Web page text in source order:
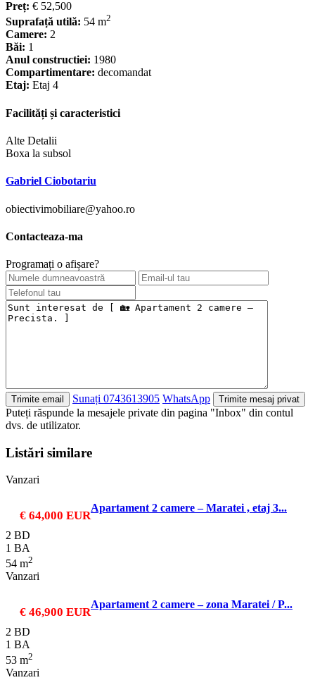
Preț: € 52,500
Suprafață utilă: 54 m2
Camere: 2
Băi: 1
Anul constructiei: 1980
Compartimentare: decomandat
Etaj: Etaj 4
Facilități și caracteristici
Alte Detalii
Boxa la subsol
Gabriel Ciobotariu
obiectivimobiliare@yahoo.ro
Contacteaza-ma
Programați o afișare?
Sunați 0743613905 WhatsApp
Puteți răspunde la mesajele private din pagina "Inbox" din contul
dvs. de utilizator.
Listări similare
Vanzari
€ 64,000 EUR
Apartament 2 camere – Maratei , etaj 3...
2 BD
1 BA
54 m2
Vanzari
€ 46,900 EUR
Apartament 2 camere – zona Maratei / P...
2 BD
1 BA
53 m2
Vanzari